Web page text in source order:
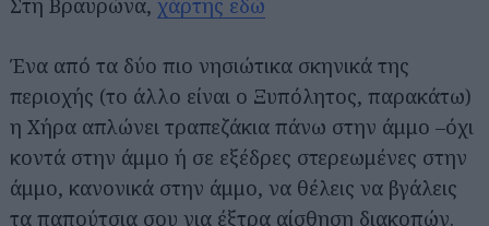
Στη Βραυρώνα, χάρτης εδώ
Ένα από τα δύο πιο νησιώτικα σκηνικά της
περιοχής (το άλλο είναι ο Ξυπόλητος, παρακάτω)
η Χήρα απλώνει τραπεζάκια πάνω στην άμμο –όχι
κοντά στην άμμο ή σε εξέδρες στερεωμένες στην
άμμο, κανονικά στην άμμο, να θέλεις να βγάλεις
τα παπούτσια σου για έξτρα αίσθηση διακοπών.